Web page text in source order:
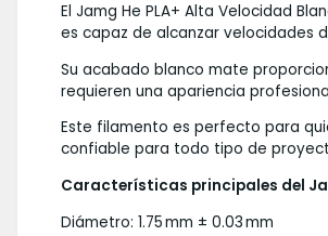
El Jamg He PLA+ Alta Velocidad
es capaz de alcanzar velocidades
Su acabado blanco mate
requieren una apariencia
Este filamento es perfecto para
confiable para todo tipo de
Características principales del
Diámetro: 1.75 mm ± 0.03 mm